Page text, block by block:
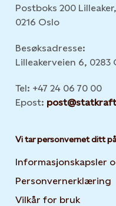
Postboks 200 Lilleaker,
0216 Oslo
Besøksadresse:
Lilleakerveien 6, 0283
Tel: +47 24 06 70 00
Epost:
Vi tar personvernet ditt
Informasjonskapsler
Personvernerklæring
Vilkår for bruk